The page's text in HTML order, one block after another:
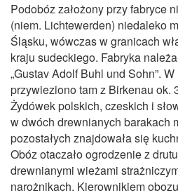
Podobóz założony przy fabryce
(niem. Lichtewerden) niedaleko
Śląsku, wówczas w granicach
kraju sudeckiego. Fabryka
„Gustav Adolf Buhl und Sohn”.
przywieziono tam z Birkenau ok.
Żydówek polskich, czeskich i
w dwóch drewnianych barakach
pozostałych znajdowała się
Obóz otaczało ogrodzenie z
drewnianymi wieżami
narożnikach. Kierownikiem